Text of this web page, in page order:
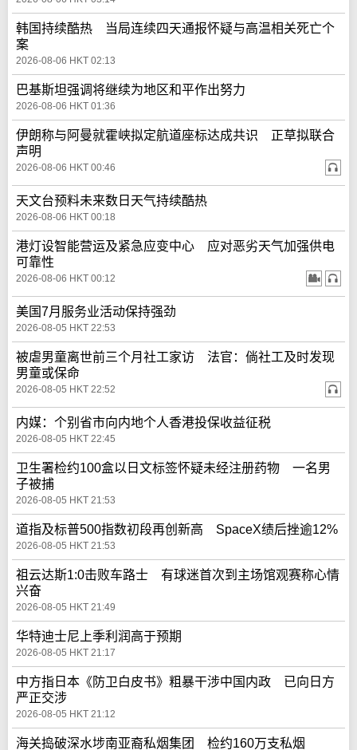
韩国持续酷热 当局连续四天通报怀疑与高温相关死亡个
案
2026-08-06 HKT 02:13
巴基斯坦强调将继续为地区和平作出努力
2026-08-06 HKT 01:36
伊朗称与阿曼就霍峡拟定航道座标达成共识 正草拟联合
声明
2026-08-06 HKT 00:46
天文台预料未来数日天气持续酷热
2026-08-06 HKT 00:18
港灯设智能营运及紧急应变中心 应对恶劣天气加强供电
可靠性
2026-08-06 HKT 00:12
美国7月服务业活动保持强劲
2026-08-05 HKT 22:53
被虐男童离世前三个月社工家访 法官：倘社工及时发现
男童或保命
2026-08-05 HKT 22:52
内媒：个别省市向内地个人香港投保收益征税
2026-08-05 HKT 22:45
卫生署检约100盒以日文标签怀疑未经注册药物 一名男
子被捕
2026-08-05 HKT 21:53
道指及标普500指数初段再创新高 SpaceX绩后挫逾12%
2026-08-05 HKT 21:53
祖云达斯1:0击败车路士 有球迷首次到主场馆观赛称心情
兴奋
2026-08-05 HKT 21:49
华特迪士尼上季利润高于预期
2026-08-05 HKT 21:17
中方指日本《防卫白皮书》粗暴干涉中国内政 已向日方
严正交涉
2026-08-05 HKT 21:12
海关捣破深水埗南亚裔私烟集团 检约160万支私烟